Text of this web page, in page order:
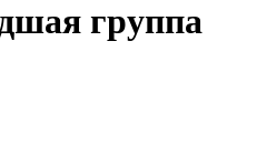
группа